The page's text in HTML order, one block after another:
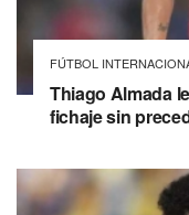
FÚTBOL
Thiago Almada
fichaje sin